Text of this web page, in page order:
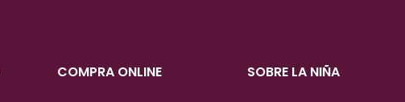
COMPRA ONLINE
SOBRE LA NIÑA